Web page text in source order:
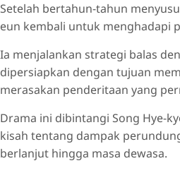
Setelah bertahun-tahun
eun kembali untuk menghadapi
Ia menjalankan strategi balas
dipersiapkan dengan tujuan
merasakan penderitaan yang
Drama ini dibintangi Song Hye-
kisah tentang dampak
berlanjut hingga masa dewasa.